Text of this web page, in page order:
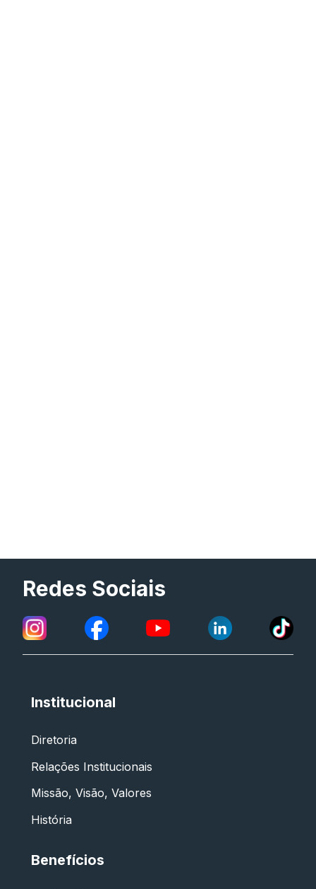
Redes Sociais
Institucional
Diretoria
Relações Institucionais
Missão, Visão, Valores
História
Benefícios